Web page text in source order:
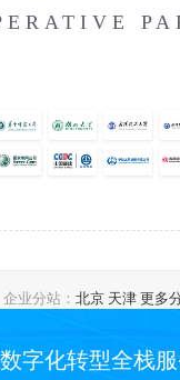
企业分站： 北京 天津 更多
字化转型全栈